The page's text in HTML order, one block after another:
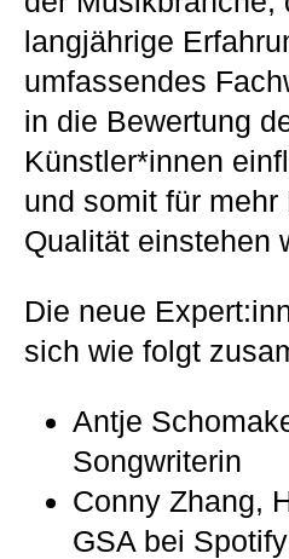
langjährige
umfassendes
in die Bewertung
Künstler*innen
und somit für
Qualität einstehen
Die neue
sich wie folgt
Antje
Songwriterin
Conny Zhang,
GSA bei Spotify